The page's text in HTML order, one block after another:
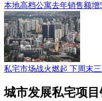
本地高档公寓去年销售额增
私宅市场战火燃起 下周末
城市发展私宅项